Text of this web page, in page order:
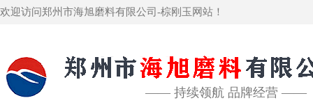
欢迎访问郑州市海旭磨料有限公司-棕刚玉网站！
—— 持续领航 品牌经营 ——